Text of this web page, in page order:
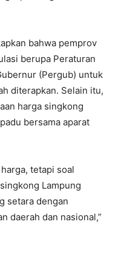
bahwa pemprov
berupa Peraturan
(Pergub) untuk
diterapkan. Selain itu,
harga singkong
bersama aparat
tetapi soal
Lampung
setara dengan
daerah dan nasional,”